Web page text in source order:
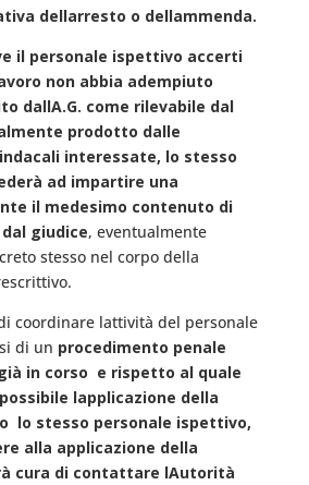
dellarresto o dellammenda.
il personale ispettivo accerti
non abbia adempiuto
dallA.G. come rilevabile dal
prodotto dalle
interessate, lo stesso
ad impartire una
il medesimo contenuto di
giudice, eventualmente
stesso nel corpo della
coordinare lattività del personale
di un procedimento penale
in corso  e rispetto al quale
lapplicazione della
 lo stesso personale ispettivo,
alla applicazione della
cura di contattare lAutorità